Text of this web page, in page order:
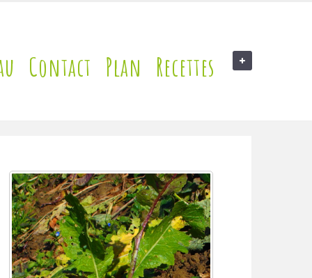
Contact Plan Recettes